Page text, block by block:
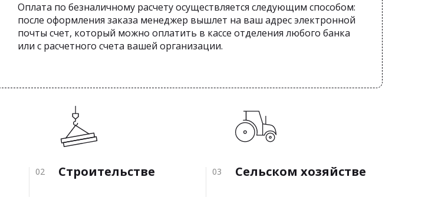
Оплата по безналичному расчету осуществляется следующим способом:
после оформления заказа менеджер вышлет на ваш адрес электронной
почты счет, который можно оплатить в кассе отделения любого банка
или с расчетного счета вашей организации.
02 Строительстве 03 Сельском хозяйстве